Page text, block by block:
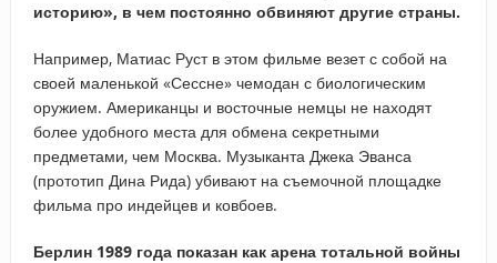
историю», в чем постоянно обвиняют другие страны.
Например, Матиас Руст в этом фильме везет с собой на
своей маленькой «Сессне» чемодан с биологическим
оружием. Американцы и восточные немцы не находят
более удобного места для обмена секретными
предметами, чем Москва. Музыканта Джека Эванса
(прототип Дина Рида) убивают на съемочной площадке
фильма про индейцев и ковбоев.
Берлин 1989 года показан как арена тотальной войны